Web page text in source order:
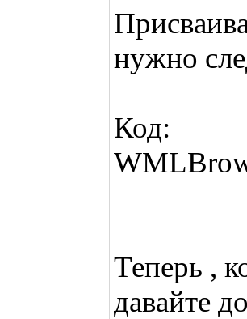
нужно
Код:
Теперь ,
давайте